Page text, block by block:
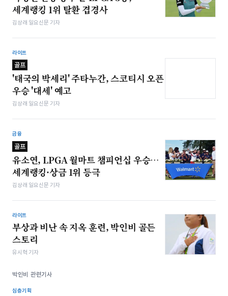
세계랭킹 1위 탈환 겹경사
김상래 일요신문 기자
라이프
골프
'태국의 박세리' 주타누간, 스코티시 오픈
우승 '대세' 예고
김상래 일요신문 기자
금융
골프
유소연, LPGA 월마트 챔피언십 우승…
세계랭킹·상금 1위 등극
김상래 일요신문 기자
라이프
부상과 비난 속 지옥 훈련, 박인비 골든
스토리
유시혁 기자
박인비 관련기사
심층기획